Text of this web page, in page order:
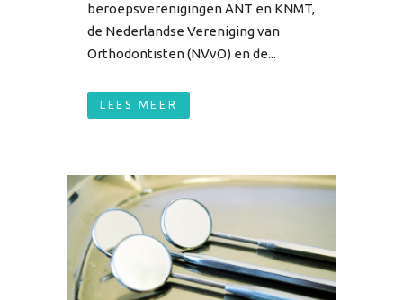
beroepsverenigingen ANT en KNMT,
de Nederlandse Vereniging van
Orthodontisten (NVvO) en de...
LEES MEER